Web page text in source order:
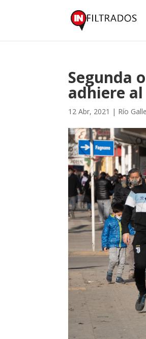
Segunda
adhiere
12 Abr, 2021 | Río